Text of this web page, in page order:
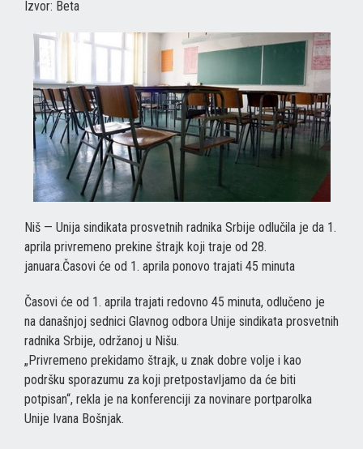
Izvor: Beta
Niš — Unija sindikata prosvetnih radnika Srbije odlučila je da 1.
aprila privremeno prekine štrajk koji traje od 28.
januara.Časovi će od 1. aprila ponovo trajati 45 minuta
Časovi će od 1. aprila trajati redovno 45 minuta, odlučeno je
na današnjoj sednici Glavnog odbora Unije sindikata prosvetnih
radnika Srbije, održanoj u Nišu.
„Privremeno prekidamo štrajk, u znak dobre volje i kao
podršku sporazumu za koji pretpostavljamo da će biti
potpisan“, rekla je na konferenciji za novinare portparolka
Unije Ivana Bošnjak.